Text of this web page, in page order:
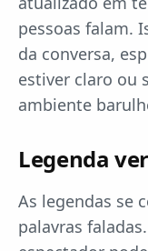
pessoas falam.
da conversa,
estiver claro ou
ambiente
Legenda
As legendas se
palavras